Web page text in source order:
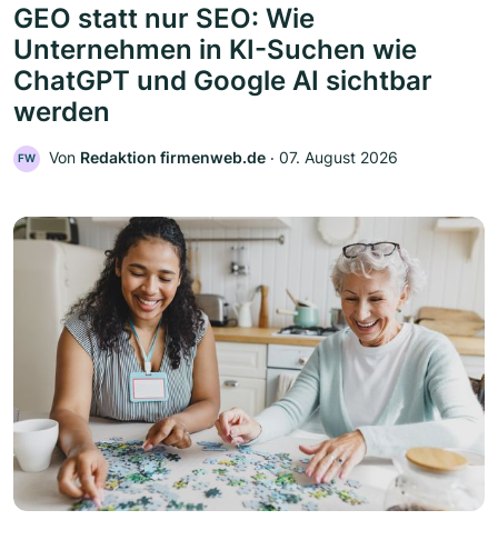
GEO statt nur SEO: Wie
Unternehmen in KI-Suchen wie
ChatGPT und Google AI sichtbar
werden
FW Von Redaktion firmenweb.de ‧ 07. August 2026